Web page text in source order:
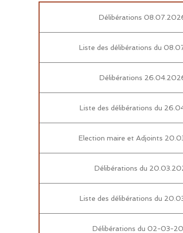
Délibérations
Liste des délibérations du
Délibérations
Liste des délibérations du
Election maire et Adjoints
Délibérations du
Liste des délibérations du
Délibérations du 02-03-